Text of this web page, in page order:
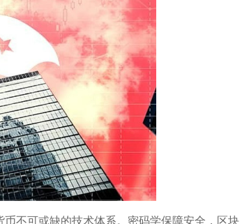
不可或缺的技术体系。密码学保障安全，区块